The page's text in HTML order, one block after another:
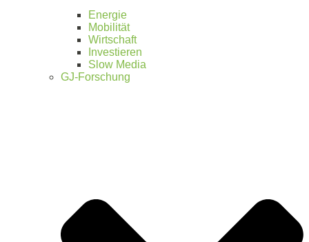
Energie
Mobilität
Wirtschaft
Investieren
Slow Media
GJ-Forschung